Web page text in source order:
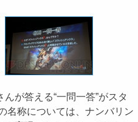
が答える“一問一答”がスタ
名称については、ナンバリン